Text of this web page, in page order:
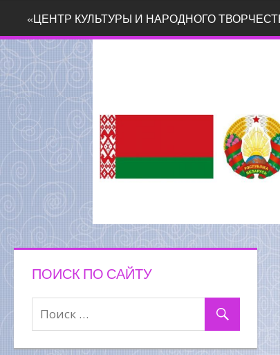
содержимому
«ЦЕНТР КУЛЬТУРЫ И НАРОДНОГО
ПОИСК ПО САЙТУ